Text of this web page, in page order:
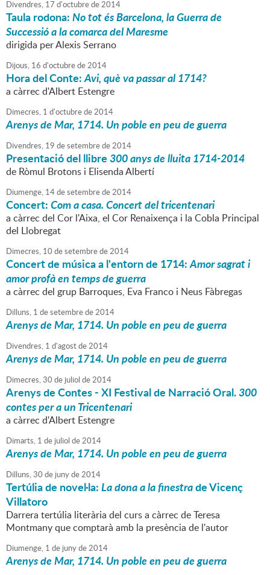
Divendres, 17 d'octubrede2014
Taula rodona:No tot és Barcelona, la Guerra de
Successió a la comarca del Maresme
dirigida per Alexis Serrano
Dijous, 16 d'octubrede2014
Hora del Conte:Avi, què va passar al 1714?
a càrrec d'Albert Estengre
Dimecres, 1 d'octubrede2014
Arenys de Mar, 1714. Un poble en peu de guerra
Divendres, 19 desetembrede2014
Presentació del llibre300 anys de lluita 1714-2014
de Ròmul Brotons i Elisenda Albertí
Diumenge, 14desetembrede2014
Concert:Com a casa. Concert del tricentenari
a càrrec del Cor l'Aixa, el Cor Renaixença i la Cobla Principal
del Llobregat
Dimecres, 10 desetembrede2014
Concert de música a l'entorn de 1714:Amor sagrat i
amor profà en temps de guerra
a càrrec del grup Barroques, Eva Franco i Neus Fàbregas
Dilluns, 1 desetembrede2014
Arenys de Mar, 1714. Un poble en peu de guerra
Divendres, 1 d'agostde2014
Arenys de Mar, 1714. Un poble en peu de guerra
Dimecres,30 de juliol de2014
Arenys de Contes - XI Festival de Narració Oral.300
contes per a un Tricentenari
a càrrec d'Albert Estengre
Dimarts, 1 de juliol de2014
Arenys de Mar, 1714. Un poble en peu de guerra
Dilluns,30 de junyde2014
Tertúlia de novel·la:La dona a la finestrade Vicenç
Villatoro
Darrera tertúlia literària del curs a càrrec de Teresa
Montmany que comptarà amb la presència de l'autor
Diumenge, 1 de junyde2014
Arenys de Mar, 1714. Un poble en peu de guerra